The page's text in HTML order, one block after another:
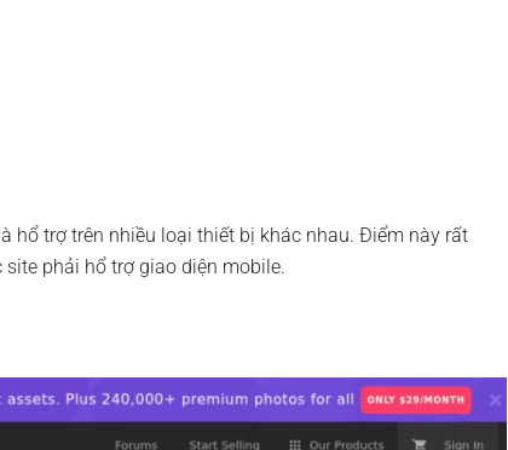
hổ trợ trên nhiều loại thiết bị khác nhau. Điểm này rất
site phải hổ trợ giao diện mobile.